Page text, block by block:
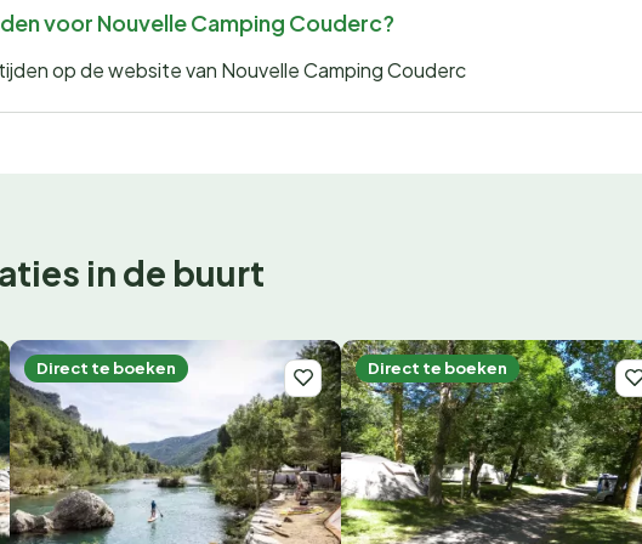
voor Nouvelle Camping Couderc?
op de website van Nouvelle Camping Couderc
in de buurt
Direct te boeken Direct te boeken